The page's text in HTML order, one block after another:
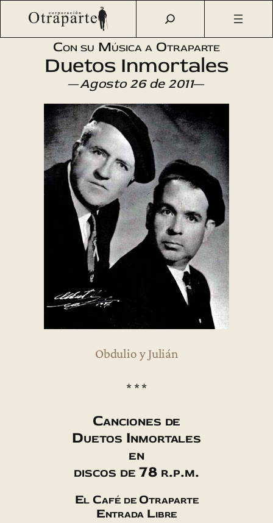
Saltar
Otraparte.org /Agenda Cultural Música
Audición en
discos de 78 r.p.m.
Con su Música a Otraparte
Duetos Inmortales
—Agosto 26 de 2011—
Obdulio y Julián
* * *
Canciones de
Duetos Inmortales
en
discos de 78 r.p.m.
El Café de Otraparte
Entrada Libre